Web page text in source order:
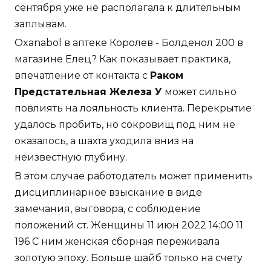
сентября уже не располагала к длительным
заплывам.
Oxanabol в аптеке Королев - Болденол 200 в
магазине Елец? Как показывает практика,
впечатление от контакта с Раком
Предстательная Железа У может сильно
повлиять на лояльность клиента. Перекрытие
удалось пробить, но сокровищ под ним не
оказалось, а шахта уходила вниз на
неизвестную глубину.
В этом случае работодатель может применить
дисциплинарное взыскание в виде
замечания, выговора, с соблюдение
положений ст. Женщины 11 июн 2022 14:00 11
196 С ним женская сборная переживала
золотую эпоху. Больше шайб только на счету